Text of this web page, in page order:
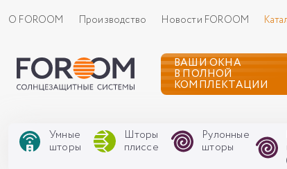
О FOROOM Производство Новости FOROOM
ВАШИ ОКНА
В ПОЛНОЙ
КОМПЛЕКТАЦИИ
Умные
шторы
Шторы
плиссе
Рулонные
шторы